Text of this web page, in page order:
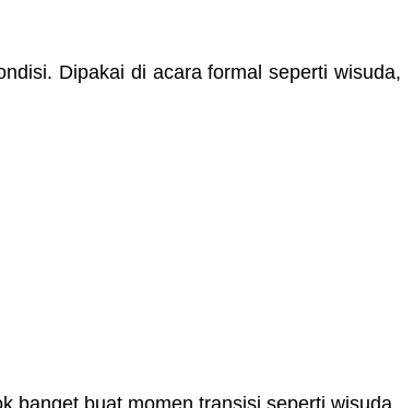
Dipakai di acara formal seperti wisuda,